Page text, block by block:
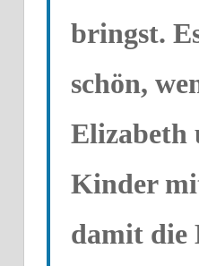
bringst.
schön,
Elizabeth
Kinder
damit die